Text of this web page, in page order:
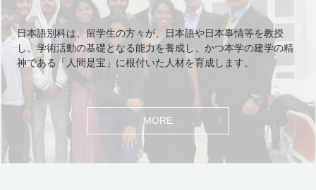
日本語別科は、留学生の方々が、日本語や日本事情等を教授
し、学術活動の基礎となる能力を養成し、かつ本学の建学の精
神である「人間是宝」に根付いた人材を育成します。
MORE